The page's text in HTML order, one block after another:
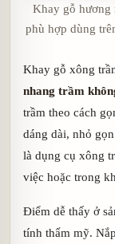
Khay gỗ hương
phù hợp dùng
Khay gỗ xông
nhang trầm
trầm theo cách
dáng dài, nhỏ
là dụng cụ xông
việc hoặc trong
Điểm dễ thấy ở
tính thẩm mỹ.